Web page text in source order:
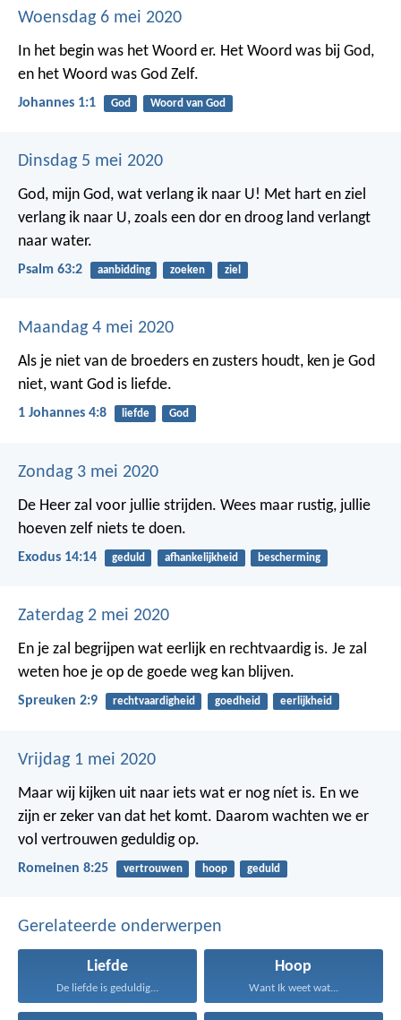
Woensdag 6 mei 2020
In het begin was het Woord er. Het Woord was bij God,
en het Woord was God Zelf.
Johannes 1:1 God Woord van God
Dinsdag 5 mei 2020
God, mijn God, wat verlang ik naar U! Met hart en ziel
verlang ik naar U, zoals een dor en droog land verlangt
naar water.
Psalm 63:2 aanbidding zoeken ziel
Maandag 4 mei 2020
Als je niet van de broeders en zusters houdt, ken je God
niet, want God is liefde.
1 Johannes 4:8 liefde God
Zondag 3 mei 2020
De Heer zal voor jullie strijden. Wees maar rustig, jullie
hoeven zelf niets te doen.
Exodus 14:14 geduld afhankelijkheid bescherming
Zaterdag 2 mei 2020
En je zal begrijpen wat eerlijk en rechtvaardig is. Je zal
weten hoe je op de goede weg kan blijven.
Spreuken 2:9 rechtvaardigheid goedheid eerlijkheid
Vrijdag 1 mei 2020
Maar wij kijken uit naar iets wat er nog níet is. En we
zijn er zeker van dat het komt. Daarom wachten we er
vol vertrouwen geduldig op.
Romeinen 8:25 vertrouwen hoop geduld
Gerelateerde onderwerpen
Liefde
De liefde is geduldig...
Hoop
Want Ik weet wat...